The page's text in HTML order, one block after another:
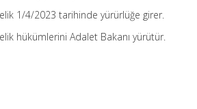
1/4/2023 tarihinde yürürlüğe girer.
hükümlerini Adalet Bakanı yürütür.